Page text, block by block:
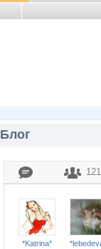
Блог
121
*Katrina*